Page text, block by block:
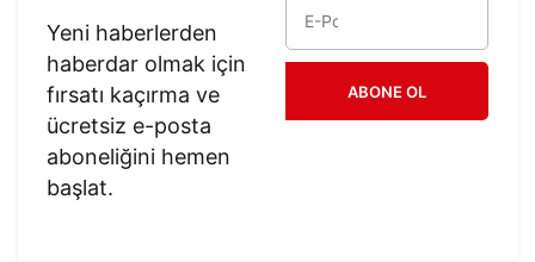
Yeni haberlerden
haberdar olmak için
fırsatı kaçırma ve
ücretsiz e-posta
aboneliğini hemen
başlat.
ABONE OL